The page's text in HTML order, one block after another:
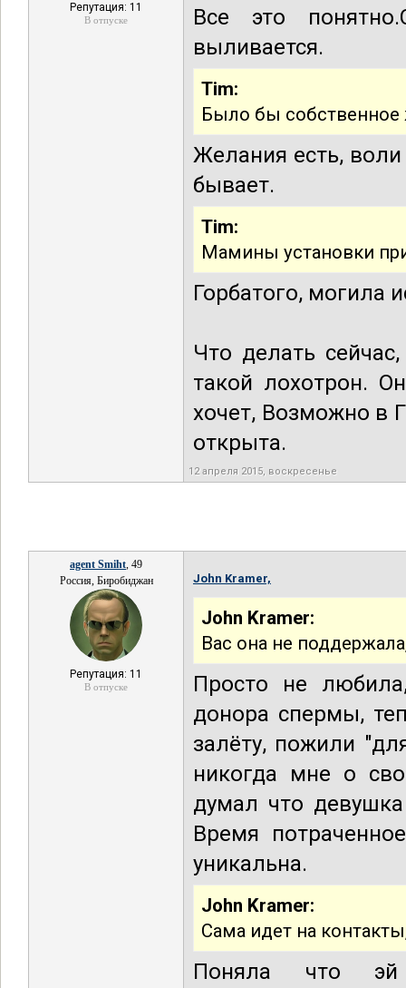
Репутация: 11
В отпуске
Все это
выливается.
Tim:
Было бы собственное
Желания есть,
бывает.
Tim:
Мамины установки
Горбатого, могила
Что делать
такой лохотрон.
хочет, Возможно в
открыта.
12 апреля 2015, воскресенье
agent Smiht, 49
Россия, Биробиджан
Репутация: 11
В отпуске
John Kramer,
John Kramer:
Bас она не
Просто не
донора спермы,
залёту, пожили
никогда мне о
думал что
Время
уникальна.
John Kramer:
Сама идет на
Поняла что эй